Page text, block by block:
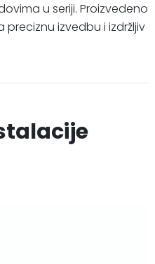
u seriji. Proizvedeno
preciznu izvedbu i izdržljiv